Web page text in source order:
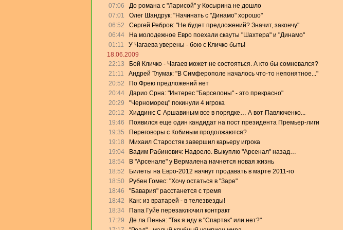
07:06
До романа с "Ларисой" у Косырина не дошло
07:01
Олег Шандрук: "Начинать с "Динамо" хорошо"
06:52
Сергей Ребров: "Не будет предложений? Значит, закончу"
06:44
На молодежное Евро поехали скауты "Шахтера" и "Динамо"
01:11
У Чагаева уверены - бою с Кличко быть!
18.06.2009
22:13
Бой Кличко - Чагаев может не состояться. А кто бы сомневался?
21:11
Андрей Тлумак: "В Симферополе началось что-то непонятное..."
20:52
По Фрею предложений нет
20:44
Дарио Срна: "Интерес "Барселоны" - это прекрасно"
20:29
"Черноморец" покинули 4 игрока
20:12
Хиддинк: С Аршавиным все в порядке… А вот Павлюченко...
19:46
Появился еще один кандидат на пост президента Премьер-лиги
19:35
Переговоры с Кобиным продолжаются?
19:18
Михаил Старостяк завершил карьеру игрока
19:04
Вадим Рабинович: Надоело. Выкуплю "Арсенал" назад…
18:54
В "Арсенале" у Вермалена начнется новая жизнь
18:52
Билеты на Евро-2012 начнут продавать в марте 2011-го
18:50
Рубен Гомес: "Хочу остаться в "Заре"
18:46
"Бавария" расстанется с тремя
18:42
Кан: из вратарей - в телезвезды!
18:34
Папа Гуйе перезаключил контракт
17:29
Де ла Пенья: "Так я иду в "Спартак" или нет?"